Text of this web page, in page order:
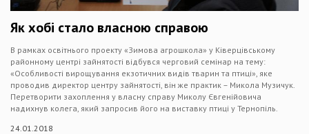
Як хобі стало власною справою
В рамках освітнього проекту «Зимова агрошкола» у Ківерцівському
районному центрі зайнятості відбувся черговий семінар на тему:
«Особливості вирощування екзотичних видів тварин та птиці», яке
проводив директор центру зайнятості, він же практик – Микола Музичук.
Перетворити захоплення у власну справу Миколу Євгенійовича
надихнув колега, який запросив його на виставку птиці у Тернопіль.
24.01.2018